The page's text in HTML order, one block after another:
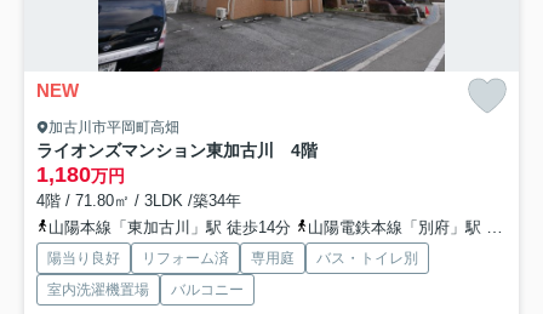
NEW
加古川市平岡町高畑
ライオンズマンション東加古川 4階
1,180万円
4階 / 71.80㎡ / 3LDK /築34年
山陽本線「東加古川」駅 徒歩14分
山陽電鉄本線「別府」駅 徒歩33分
陽当り良好 リフォーム済 専用庭
バス・トイレ別
室内洗濯機置場
バルコニー